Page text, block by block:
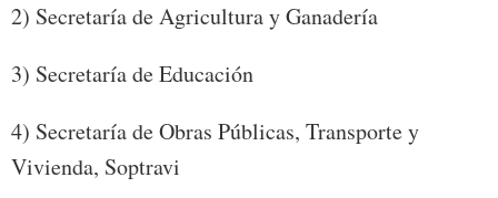
2) Secretaría de Agricultura y Ganadería
3) Secretaría de Educación
4) Secretaría de Obras Públicas, Transporte y
Vivienda, Soptravi